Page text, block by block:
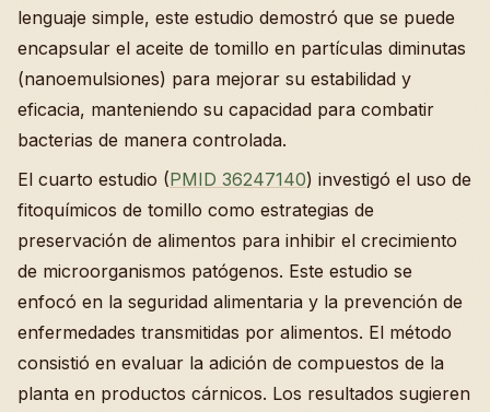
lenguaje simple, este estudio demostró que se puede
encapsular el aceite de tomillo en partículas diminutas
(nanoemulsiones) para mejorar su estabilidad y
eficacia, manteniendo su capacidad para combatir
bacterias de manera controlada.
El cuarto estudio (PMID 36247140) investigó el uso de
fitoquímicos de tomillo como estrategias de
preservación de alimentos para inhibir el crecimiento
de microorganismos patógenos. Este estudio se
enfocó en la seguridad alimentaria y la prevención de
enfermedades transmitidas por alimentos. El método
consistió en evaluar la adición de compuestos de la
planta en productos cárnicos. Los resultados sugieren